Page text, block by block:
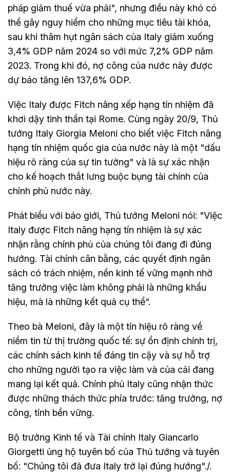
pháp giảm thuế vừa phải", nhưng điều này khó có
thể gây nguy hiểm cho những mục tiêu tài khóa,
sau khi thâm hụt ngân sách của Italy giảm xuống
3,4% GDP năm 2024 so với mức 7,2% GDP năm
2023. Trong khi đó, nợ công của nước này được
dự báo tăng lên 137,6% GDP.
Việc Italy được Fitch nâng xếp hạng tín nhiệm đã
khơi dậy tinh thần tại Rome. Cùng ngày 20/9, Thủ
tướng Italy Giorgia Meloni cho biết việc Fitch nâng
hạng tín nhiệm quốc gia của nước này là một "dấu
hiệu rõ ràng của sự tin tưởng" và là sự xác nhận
cho kế hoạch thắt lưng buộc bụng tài chính của
chính phủ nước này.
Phát biểu với báo giới, Thủ tướng Meloni nói: "Việc
Italy được Fitch nâng hạng tín nhiệm là sự xác
nhận rằng chính phủ của chúng tôi đang đi đúng
hướng. Tài chính cân bằng, các quyết định ngân
sách có trách nhiệm, nền kinh tế vững mạnh nhờ
tăng trưởng việc làm không phải là những khẩu
hiệu, mà là những kết quả cụ thể“.
Theo bà Meloni, đây là một tín hiệu rõ ràng về
niềm tin từ thị trường quốc tế: sự ổn định chính trị,
các chính sách kinh tế đáng tin cậy và sự hỗ trợ
cho những người tạo ra việc làm và của cải đang
mang lại kết quả. Chính phủ Italy cũng nhận thức
được những thách thức phía trước: tăng trưởng, nợ
công, tính bền vững.
Bộ trưởng Kinh tế và Tài chính Italy Giancarlo
Giorgetti ủng hộ tuyên bố của Thủ tướng và tuyên
bố: "Chúng tôi đã đưa Italy trở lại đúng hướng"./.